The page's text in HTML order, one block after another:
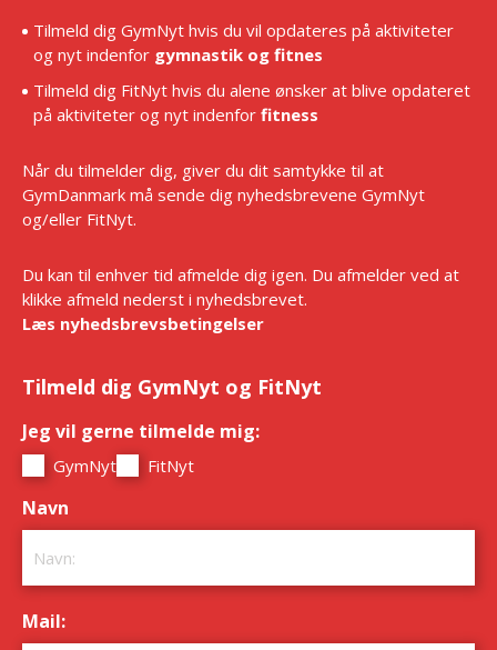
Tilmeld dig GymNyt hvis du vil opdateres på aktiviteter
og nyt indenfor gymnastik og fitnes
Tilmeld dig FitNyt hvis du alene ønsker at blive opdateret
på aktiviteter og nyt indenfor fitness
Når du tilmelder dig, giver du dit samtykke til at
GymDanmark må sende dig nyhedsbrevene GymNyt
og/eller FitNyt.
Du kan til enhver tid afmelde dig igen. Du afmelder ved at
klikke afmeld nederst i nyhedsbrevet.
Læs nyhedsbrevsbetingelser
Tilmeld dig GymNyt og FitNyt
Jeg vil gerne tilmelde mig:
GymNyt FitNyt
Navn
Mail: